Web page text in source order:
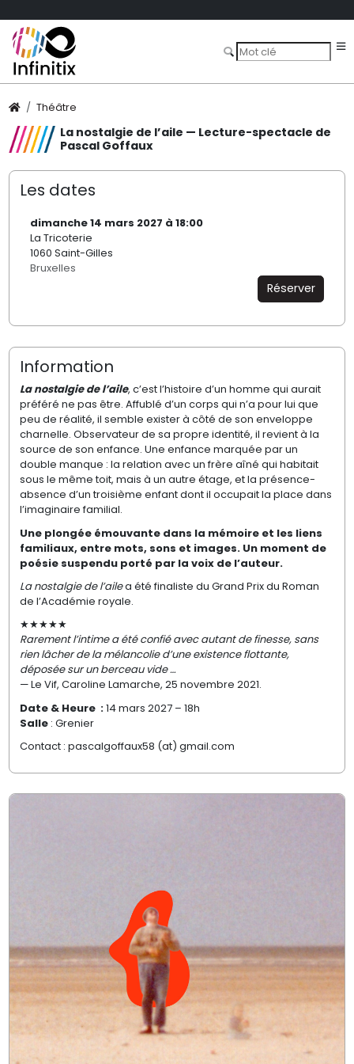
Théâtre
La nostalgie de l’aile — Lecture-spectacle de
Pascal Goffaux
Les dates
dimanche 14 mars 2027 à 18:00
La Tricoterie
1060 Saint-Gilles
Bruxelles
Réserver
Information
La nostalgie de l’aile, c’est l’histoire d’un homme qui aurait
préféré ne pas être. Affublé d’un corps qui n’a pour lui que
peu de réalité, il semble exister à côté de son enveloppe
charnelle. Observateur de sa propre identité, il revient à la
source de son enfance. Une enfance marquée par un
double manque : la relation avec un frère aîné qui habitait
sous le même toit, mais à un autre étage, et la présence-
absence d’un troisième enfant dont il occupait la place dans
l’imaginaire familial.
Une plongée émouvantedans la mémoire et les liens
familiaux, entre mots, sons et images. Un moment de
poésie suspendu porté par la voix de l’auteur.
La nostalgie de l’ailea été finaliste du Grand Prix du Roman
de l’Académie royale.
★★★★★
Rarement l’intime a été confié avec autant de finesse, sans
rien lâcher de la mélancolie d’une existence flottante,
déposée sur un berceau vide …
— Le Vif, Caroline Lamarche, 25 novembre 2021.
Date & Heure :14 mars 2027 – 18h
Salle: Grenier
Contact : pascalgoffaux58 (at) gmail.com